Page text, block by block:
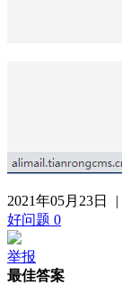
2021年05月23日 |
好问题 0
举报
最佳答案